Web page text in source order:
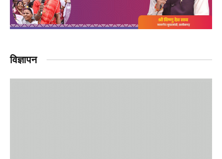
विज्ञापन